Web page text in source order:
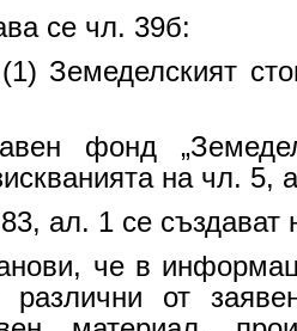
се чл. 39б:
Земеделският
фонд
на чл. 5,
ал. 1 се създават
че в
различни от